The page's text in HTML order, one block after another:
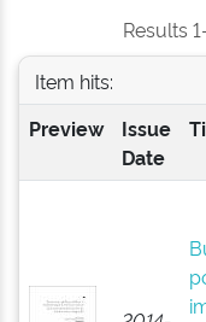
Results
Item hits:
Preview
Issue
Date